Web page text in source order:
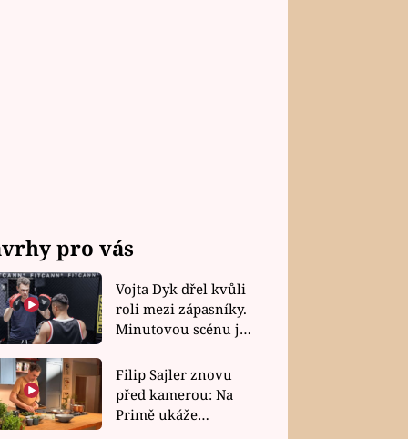
pro vás
Vojta Dyk dřel kvůli
roli mezi zápasníky.
Minutovou scénu jel
Filip Sajler znovu
před kamerou: Na
Primě ukáže